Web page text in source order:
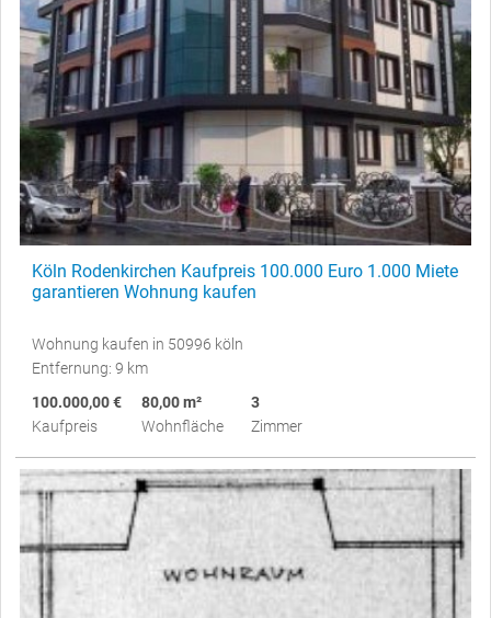
Köln Rodenkirchen Kaufpreis 100.000 Euro 1.000 Miete
garantieren Wohnung kaufen
Wohnung kaufen in 50996 köln
Entfernung: 9 km
100.000,00 €
Kaufpreis
80,00 m²
Wohnfläche
3
Zimmer